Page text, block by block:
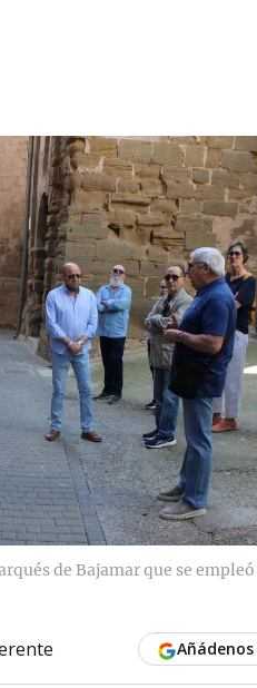
de Bajamar que se